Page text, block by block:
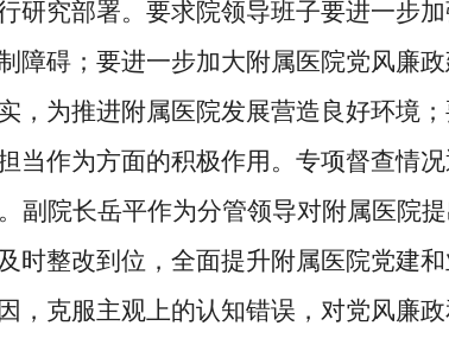
研究部署。要求院领导班子要进一步
障碍； 要进一步加大附属医院党风廉
，为推进附属医院发展营造良好环境；
当作为方面的积极作用。专项督查情
副院长岳平作为分管领导对附属医院
时整改到位 ， 全面提升附属医院党建和
，克服主观上的认知错误 ， 对党风廉政